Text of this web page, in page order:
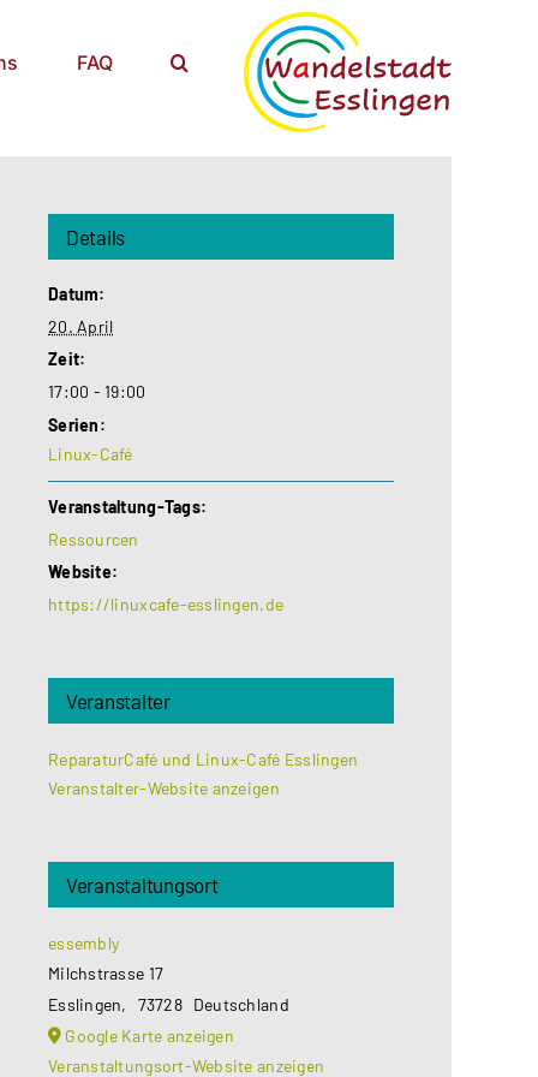
FAQ
Details
Datum:
20. April
Zeit:
17:00 - 19:00
Serien:
Linux-Café
Veranstaltung-Tags:
Ressourcen
Website:
https://linuxcafe-esslingen.de
Veranstalter
ReparaturCafé und Linux-Café Esslingen
Veranstalter-Website anzeigen
Veranstaltungsort
essembly
Milchstrasse 17
Esslingen, 73728 Deutschland
Google Karte anzeigen
Veranstaltungsort-Website anzeigen